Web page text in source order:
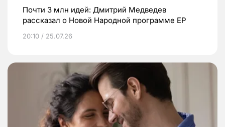
Почти 3 млн идей: Дмитрий Медведев
рассказал о Новой Народной программе ЕР
20:10 / 25.07.26